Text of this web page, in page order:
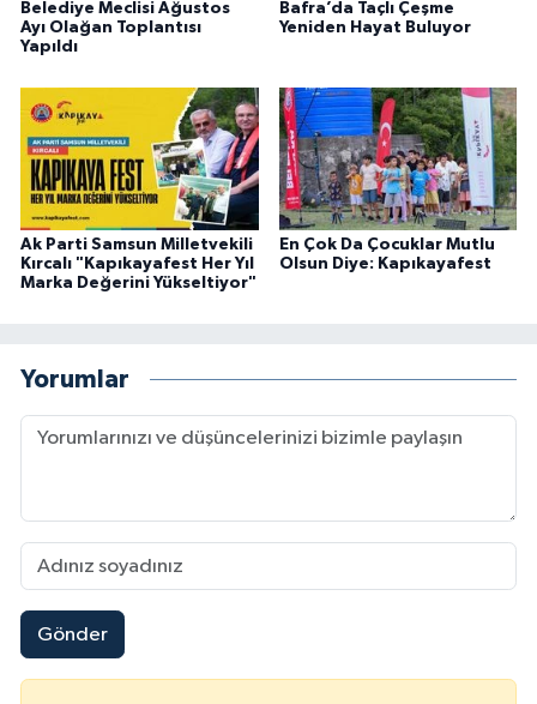
Belediye Meclisi Ağustos
Ayı Olağan Toplantısı
Yapıldı
Bafra’da Taçlı Çeşme
Yeniden Hayat Buluyor
Ak Parti Samsun Milletvekili
Kırcalı "Kapıkayafest Her Yıl
Marka Değerini Yükseltiyor"
En Çok Da Çocuklar Mutlu
Olsun Diye: Kapıkayafest
Yorumlar
Gönder